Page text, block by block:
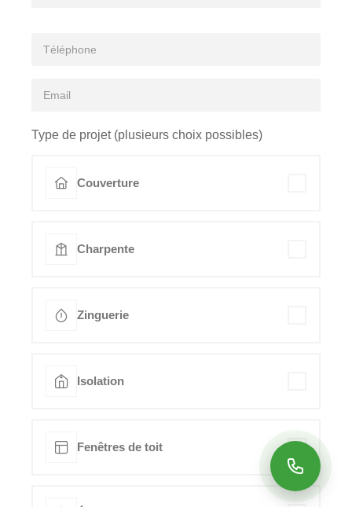
Type de projet (plusieurs choix possibles)
Couverture
Charpente
Zinguerie
Isolation
Fenêtres de toit